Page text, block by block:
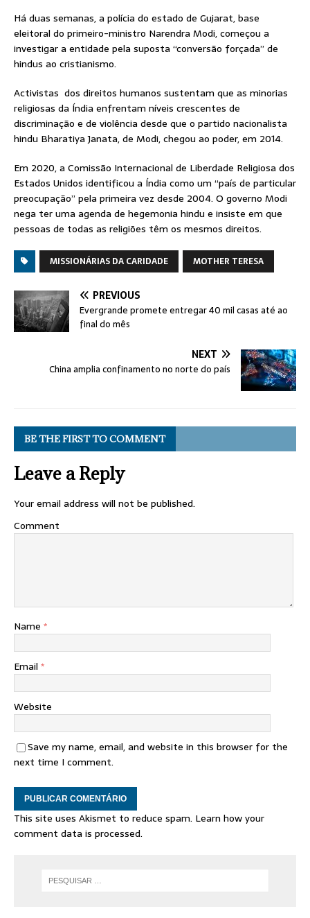
Há duas semanas, a polícia do estado de Gujarat, base
eleitoral do primeiro-ministro Narendra Modi, começou a
investigar a entidade pela suposta “conversão forçada” de
hindus ao cristianismo.
Activistas dos direitos humanos sustentam que as minorias
religiosas da Índia enfrentam níveis crescentes de
discriminação e de violência desde que o partido nacionalista
hindu Bharatiya Janata, de Modi, chegou ao poder, em 2014.
Em 2020, a Comissão Internacional de Liberdade Religiosa dos
Estados Unidos identificou a Índia como um “país de particular
preocupação” pela primeira vez desde 2004. O governo Modi
nega ter uma agenda de hegemonia hindu e insiste em que
pessoas de todas as religiões têm os mesmos direitos.
MISSIONÁRIAS DA CARIDADE MOTHER TERESA
PREVIOUS
Evergrande promete entregar 40 mil casas até ao
final do mês
NEXT
China amplia confinamento no norte do país
BE THE FIRST TO COMMENT
Leave a Reply
Your email address will not be published.
Comment
Name *
Email *
Website
Save my name, email, and website in this browser for the
next time I comment.
This site uses Akismet to reduce spam. Learn how your
comment data is processed.